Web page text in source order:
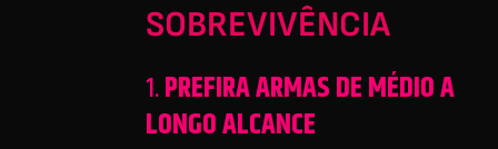
SOBREVIVÊNCIA
1.PREFIRA ARMAS DE MÉDIO A
LONGO ALCANCE